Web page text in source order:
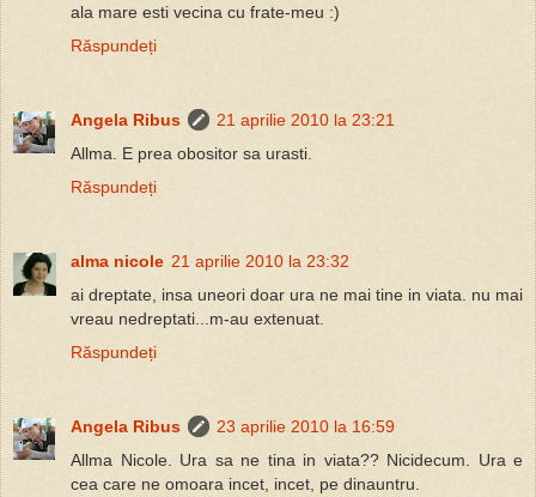
ala mare esti vecina cu frate-meu :)
Răspundeți
Angela Ribus
21 aprilie 2010 la 23:21
Allma. E prea obositor sa urasti.
Răspundeți
alma nicole 21 aprilie 2010 la 23:32
ai dreptate, insa uneori doar ura ne mai tine in viata. nu mai
vreau nedreptati...m-au extenuat.
Răspundeți
Angela Ribus
23 aprilie 2010 la 16:59
Allma Nicole. Ura sa ne tina in viata?? Nicidecum. Ura e
cea care ne omoara incet, incet, pe dinauntru.